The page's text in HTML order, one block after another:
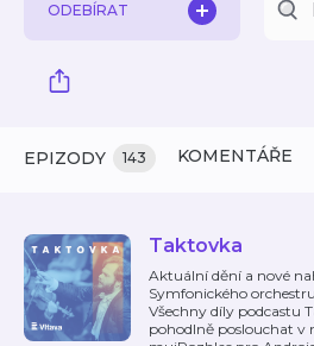
ODEBÍRAT
EPIZODY 143 KOMENTÁŘE
Taktovka
Aktuální dění a nové
Symfonického
Všechny díly podcastu
pohodlně poslouchat v